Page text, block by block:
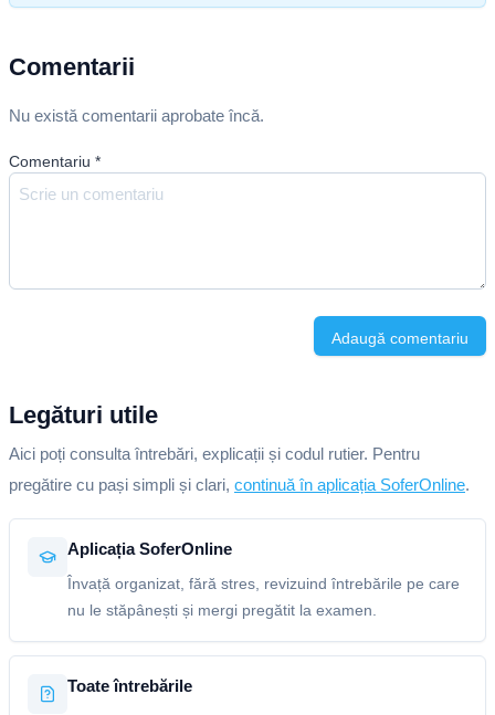
Comentarii
Nu există comentarii aprobate încă.
Comentariu *
Adaugă comentariu
Legături utile
Aici poți consulta întrebări, explicații și codul rutier. Pentru
pregătire cu pași simpli și clari, continuă în aplicația SoferOnline.
Aplicația SoferOnline
Învață organizat, fără stres, revizuind întrebările pe care
nu le stăpânești și mergi pregătit la examen.
Toate întrebările